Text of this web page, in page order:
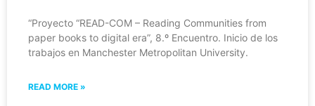
“Proyecto “READ-COM – Reading Communities from
paper books to digital era”, 8.º Encuentro. Inicio de los
trabajos en Manchester Metropolitan University.
READ MORE »